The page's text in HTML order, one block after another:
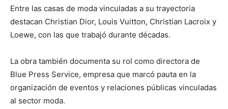
Entre las casas de moda vinculadas a su trayectoria
destacan Christian Dior, Louis Vuitton, Christian Lacroix y
Loewe, con las que trabajó durante décadas.
La obra también documenta su rol como directora de
Blue Press Service, empresa que marcó pauta en la
organización de eventos y relaciones públicas vinculadas
al sector moda.